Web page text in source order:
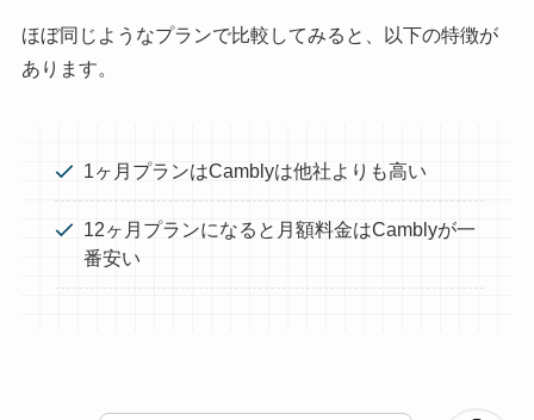
ほぼ同じようなプランで比較してみると、以下の特徴が
あります。
1ヶ月プランはCamblyは他社よりも高い
12ヶ月プランになると月額料金はCamblyが一
番安い